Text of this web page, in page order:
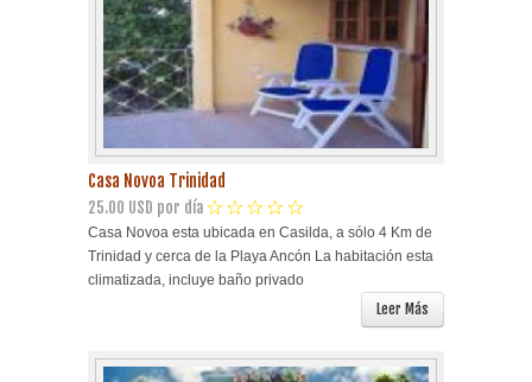
Casa Novoa Trinidad
25.00 USD por día
Casa Novoa esta ubicada en Casilda, a sólo 4 Km de
Trinidad y cerca de la Playa Ancón La habitación esta
climatizada, incluye baño privado
Leer Más